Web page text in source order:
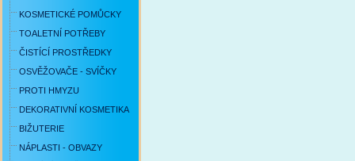
KOSMETICKÉ POMŮCKY
TOALETNÍ POTŘEBY
ČISTÍCÍ PROSTŘEDKY
OSVĚŽOVAČE - SVÍČKY
PROTI HMYZU
DEKORATIVNÍ KOSMETIKA
BIŽUTERIE
NÁPLASTI - OBVAZY